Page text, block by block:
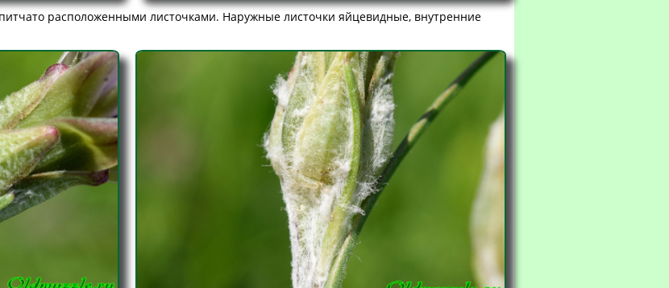
расположенными листочками. Наружные листочки яйцевидные, внутренние